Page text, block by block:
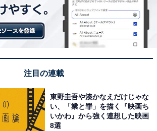
に意味がない？ 接種後の「マスク
考える理由
注目の連載
東野圭吾や湊かなえだけじゃな
い、「業と罪」を描く『映画ち
いかわ』から強く連想した映画
8選